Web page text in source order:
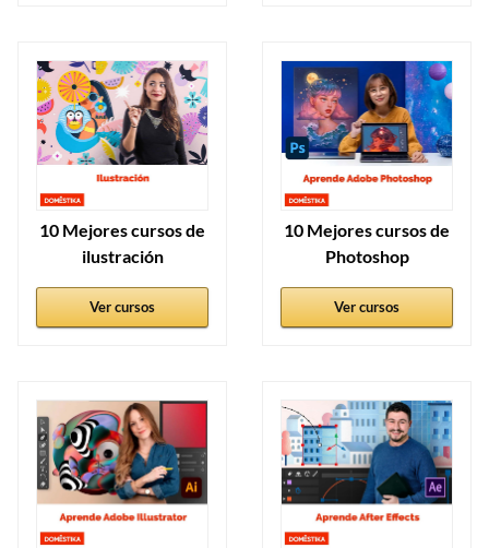
10 Mejores cursos de
ilustración
Ver cursos
10 Mejores cursos de
Photoshop
Ver cursos